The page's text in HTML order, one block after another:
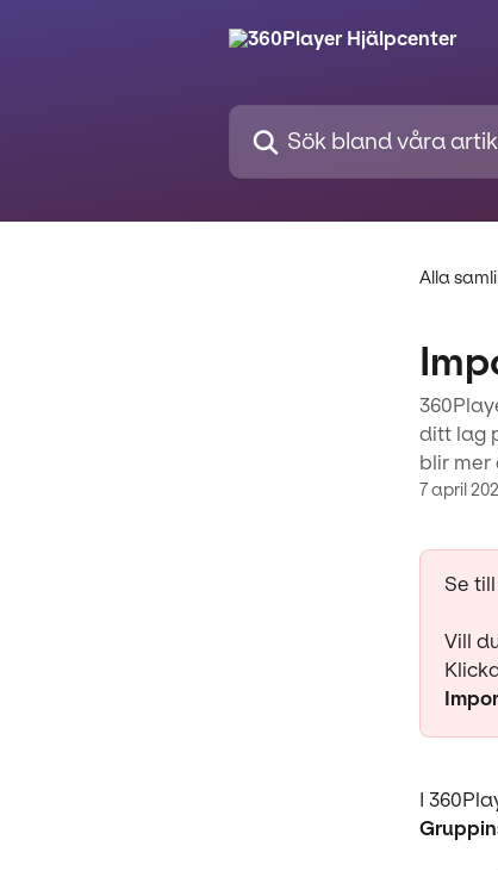
Sök bland våra artiklar …
Alla
ditt lag
blir mer
7 april
Se
Vill
I